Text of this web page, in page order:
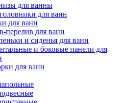
для ванны
для ванн
для ванн
перелив для ванн
и сиденья для ванн
и боковые панели для
для ванн